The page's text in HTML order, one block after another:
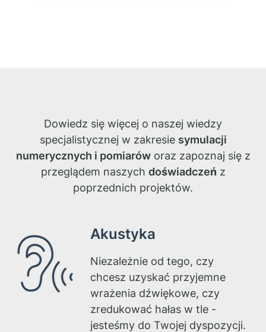
Dowiedz się więcej o naszej wiedzy
specjalistycznej w zakresie symulacji
numerycznych i pomiaróworaz zapoznaj się z
przeglądem naszych doświadczeń z
poprzednich projektów.
Akustyka
Niezależnie od tego, czy
chcesz uzyskać przyjemne
wrażenia dźwiękowe, czy
zredukować hałas w tle -
jesteśmy do Twojej dyspozycji.